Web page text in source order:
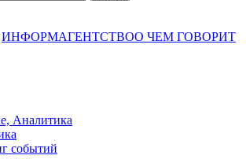
ИНФОРМАГЕНТСТВОО ЧЕМ ГОВОРИТ
Аналитика
событий